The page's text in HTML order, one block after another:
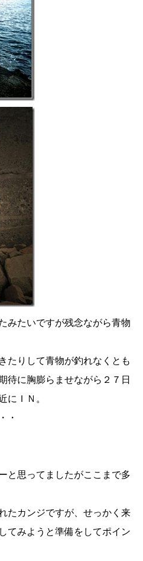
みたいですが残念ながら青物
たりして青物が釣れなくとも
待に胸膨らませながら２７日
ＩＮ。
・
と思ってましたがここまで多
たカンジですが、せっかく来
てみようと準備をしてポイン